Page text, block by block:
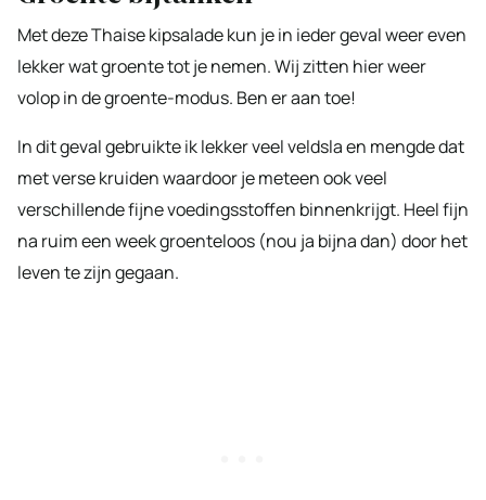
Met deze Thaise kipsalade kun je in ieder geval weer even
lekker wat groente tot je nemen. Wij zitten hier weer
volop in de groente-modus. Ben er aan toe!
In dit geval gebruikte ik lekker veel veldsla en mengde dat
met verse kruiden waardoor je meteen ook veel
verschillende fijne voedingsstoffen binnenkrijgt. Heel fijn
na ruim een week groenteloos (nou ja bijna dan) door het
leven te zijn gegaan.